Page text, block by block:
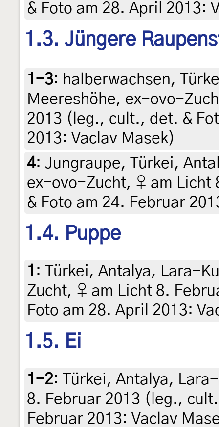
& Foto am 28. April 2013:
1.3. Jüngere
1-3: halberwachsen,
Meereshöhe, ex-ovo-
2013 (leg., cult., det. &
2013: Vaclav Masek)
4: Jungraupe, Türkei,
ex-ovo-Zucht, ♀ am Licht
& Foto am 24. Februar
1.4. Puppe
1 :
Türkei, Antalya, Lara-
Zucht, ♀ am Licht 8.
Foto am 28. April 2013:
1.5. Ei
1-2: Türkei, Antalya,
8. Februar 2013 (leg.,
Februar 2013: Vaclav